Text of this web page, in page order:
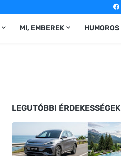
MI, EMBEREK HUMOROS
LEGUTÓBBI ÉRDEKESSÉGEK